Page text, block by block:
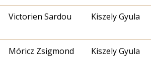
Victorien Sardou Kiszely Gyula
Móricz Zsigmond Kiszely Gyula